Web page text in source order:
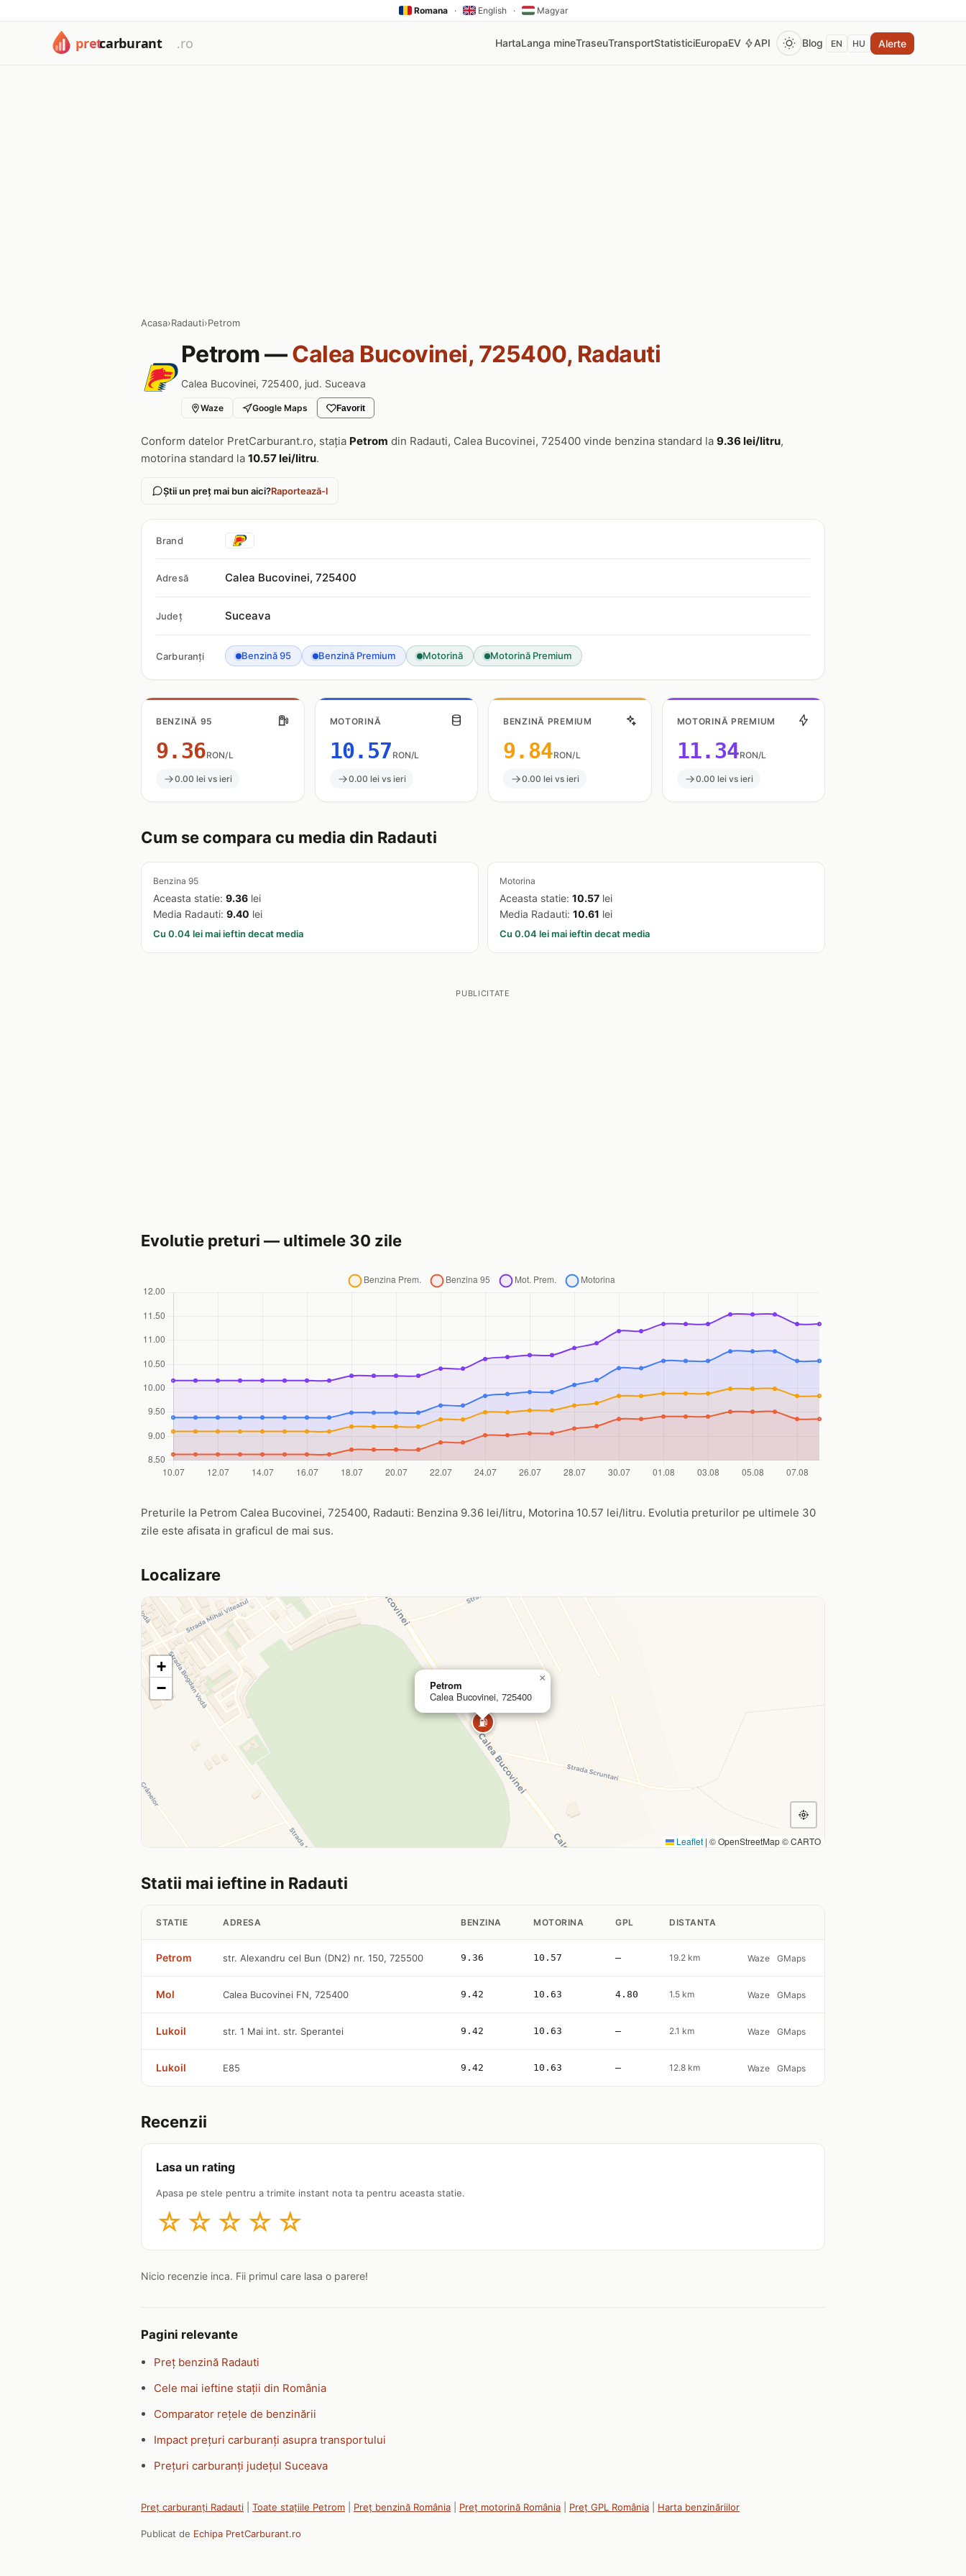
Romana · English · Magyar
HartaLanga mineTraseuTransportStatisticiEuropaEV API Blog EN HU Alerte
Acasa›Radauti›Petrom
Petrom —Calea Bucovinei, 725400, Radauti
Calea Bucovinei, 725400, jud. Suceava
Waze Google Maps Favorit
Conform datelor PretCarburant.ro, stația Petrom din Radauti, Calea Bucovinei, 725400 vinde benzina standard la 9.36 lei/litru,
motorina standard la 10.57 lei/litru.
Știi un preț mai bun aici?Raportează-l
Brand
Adresă Calea Bucovinei, 725400
Județ Suceava
Carburanți Benzină 95 Benzină Premium Motorină Motorină Premium
BENZINĂ 95
9.36RON/L
0.00 lei vs ieri
MOTORINĂ
10.57 RON/L
0.00 lei vs ieri
BENZINĂ PREMIUM
9.84RON/L
0.00 lei vs ieri
MOTORINĂ PREMIUM
11.34RON/L
0.00 lei vs ieri
Cum se compara cu media din Radauti
Benzina 95
Aceasta statie: 9.36 lei
Media Radauti: 9.40 lei
Cu 0.04 lei mai ieftin decat media
Motorina
Aceasta statie: 10.57 lei
Media Radauti: 10.61 lei
Cu 0.04 lei mai ieftin decat media
PUBLICITATE
Evolutie preturi — ultimele 30 zile
Preturile la Petrom Calea Bucovinei, 725400, Radauti: Benzina 9.36 lei/litru, Motorina 10.57 lei/litru. Evolutia preturilor pe ultimele 30
zile este afisata in graficul de mai sus.
Localizare
⛽
Petrom
Calea Bucovinei, 725400
×
+
−
Leaflet | © OpenStreetMap © CARTO
Statii mai ieftine in Radauti
STATIE ADRESA BENZINA MOTORINA GPL DISTANTA
Petrom str. Alexandru cel Bun (DN2) nr. 150, 725500 9.36 10.57 — 19.2 km Waze GMaps
Mol Calea Bucovinei FN, 725400 9.42 10.63 4.80 1.5 km Waze GMaps
Lukoil str. 1 Mai int. str. Sperantei 9.42 10.63 — 2.1 km Waze GMaps
Lukoil E85 9.42 10.63 — 12.8 km Waze GMaps
Recenzii
Lasa un rating
Apasa pe stele pentru a trimite instant nota ta pentru aceasta statie.
☆ ☆ ☆ ☆ ☆
Nicio recenzie inca. Fii primul care lasa o parere!
Pagini relevante
Preț benzină Radauti
Cele mai ieftine stații din România
Comparator rețele de benzinării
Impact prețuri carburanți asupra transportului
Prețuri carburanți județul Suceava
Preț carburanți Radauti Toate stațiile Petrom Preț benzină România Preț motorină România Preț GPL România Harta benzinăriilor
Publicat de Echipa PretCarburant.ro